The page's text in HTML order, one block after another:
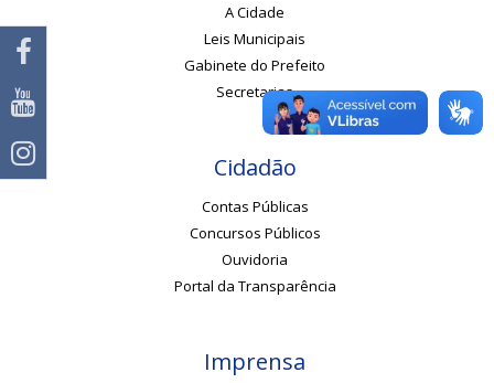
A Cidade
Leis Municipais
Gabinete do Prefeito
Secretarias
Cidadão
Contas Públicas
Concursos Públicos
Ouvidoria
Portal da Transparência
Imprensa